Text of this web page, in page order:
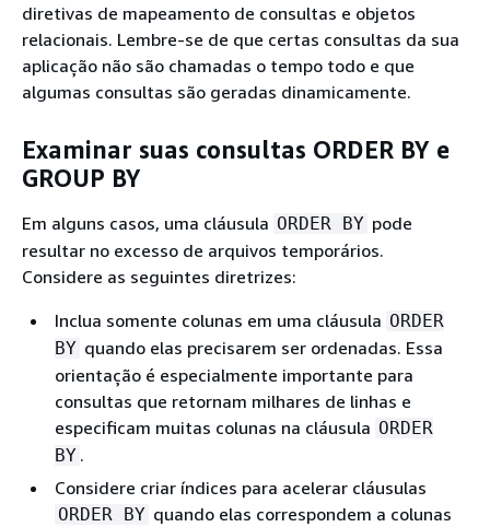
diretivas de mapeamento de consultas e objetos
relacionais. Lembre-se de que certas consultas da sua
aplicação não são chamadas o tempo todo e que
algumas consultas são geradas dinamicamente.
Examinar suas consultas ORDER BY e
GROUP BY
Em alguns casos, uma cláusula ORDER BY pode
resultar no excesso de arquivos temporários.
Considere as seguintes diretrizes:
Inclua somente colunas em uma cláusula ORDER
BY quando elas precisarem ser ordenadas. Essa
orientação é especialmente importante para
consultas que retornam milhares de linhas e
especificam muitas colunas na cláusula ORDER
BY .
Considere criar índices para acelerar cláusulas
ORDER BY quando elas correspondem a colunas